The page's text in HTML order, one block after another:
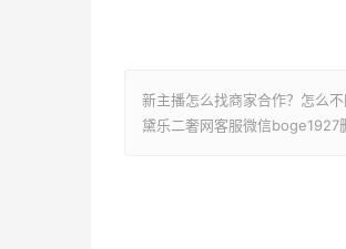
新主播怎么找商家合作？怎么
黛乐二奢网客服微信